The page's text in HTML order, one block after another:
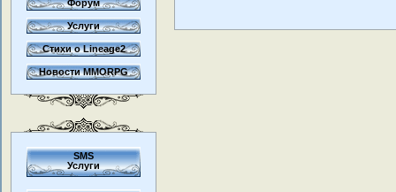
Форум
Услуги
Стихи о Lineage2
Новости MMORPG
SMS
Услуги